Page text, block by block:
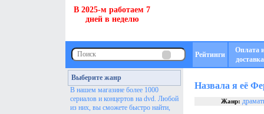
В 2025-м работаем 7
дней в неделю
Рейтинги
Оплата
доставка
Выберите жанр
В нашем магазине более 1000
сериалов и концертов на dvd. Любой
из них, вы сможете быстро найти,
Назвала я её
Жанр: